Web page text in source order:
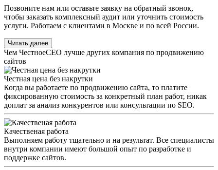
Позвоните нам или оставьте заявку на обратный звонок,
чтобы заказать комплексный аудит или уточнить стоимость
услуги. Работаем с клиентами в Москве и по всей России.
Читать далее
Чем ЧестноеСЕО лучше других компания по продвижению
сайтов
Честная цена без накрутки
Когда вы работаете по продвижению сайта, то платите
фиксированную стоимость за конкретный план работ, никак
доплат за анализ конкурентов или консультации по SEO.
Качественая работа
Выполняем работу тщательно и на результат. Все специалисты
внутри компании имеют большой опыт по разработке и
поддержке сайтов.